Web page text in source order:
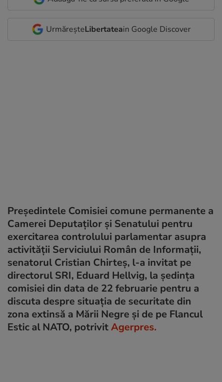
UrmăreșteLibertateain Google Discover
Preşedintele Comisiei comune permanente a
Camerei Deputaţilor şi Senatului pentru
exercitarea controlului parlamentar asupra
activităţii Serviciului Român de Informaţii,
senatorul Cristian Chirteş, l-a invitat pe
directorul SRI, Eduard Hellvig, la şedinţa
comisiei din data de 22 februarie pentru a
discuta despre situaţia de securitate din
zona extinsă a Mării Negre şi de pe Flancul
Estic al NATO, potrivitAgerpres.